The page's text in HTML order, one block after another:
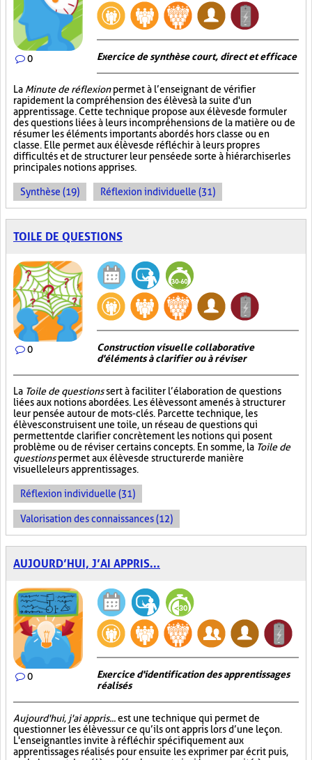
0 Exercice de synthèse court, direct et efficace
La Minute de réflexionpermet à l’enseignant de vérifier
rapidement la compréhension des élèves à la suite d'un
apprentissage. Cette technique propose aux élèves de formuler
des questions liées à leurs incompréhensions de la matière ou de
résumer les éléments importants abordés hors classe ou en
classe. Elle permet aux élèves de réfléchir à leurs propres
difficultés et de structurer leur pensée de sorte à hiérarchiser les
principales notions apprises.
Synthèse (19) Réflexion individuelle (31)
TOILE DE QUESTIONS
0
Construction visuelle collaborative
d'éléments à clarifier ou à réviser
La Toile de questionssert à faciliter l’élaboration de questions
liées aux notions abordées. Les élèves sont amenés à structurer
leur pensée autour de mots-clés. Par cette technique, les
élèves construisent une toile, un réseau de questions qui
permettent de clarifier concrètement les notions qui posent
problème ou de réviser certains concepts. En somme, la Toile de
questionspermet aux élèves de structurer de manière
visuelle leurs apprentissages.
Réflexion individuelle (31)
Valorisation des connaissances (12)
AUJOURD’HUI, J’AI APPRIS...
0
Exercice d'identification des apprentissages
réalisés
Aujourd'hui, j'ai appris...est une technique qui permet de
questionner les élèves sur ce qu’ils ont appris lors d’une leçon.
L'enseignant les invite à réfléchir spécifiquement aux
apprentissages réalisés pour ensuite les exprimer par écrit puis,